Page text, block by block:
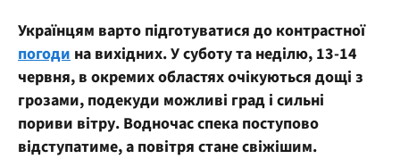
Українцям варто підготуватися до контрастної
погоди на вихідних. У суботу та неділю, 13-14
червня, в окремих областях очікуються дощі з
грозами, подекуди можливі град і сильні
пориви вітру. Водночас спека поступово
відступатиме, а повітря стане свіжішим.